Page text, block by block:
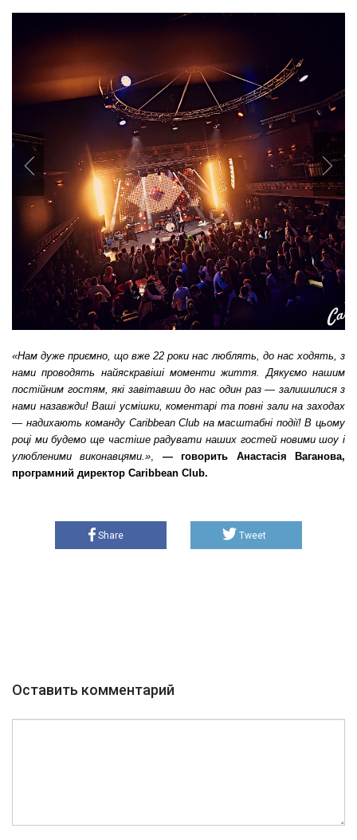
Previous
«Нам дуже приємно, що вже 22 роки нас люблять, до нас ходять, з
нами проводять найяскравіші моменти життя. Дякуємо нашим
постійним гостям, які завітавши до нас один раз — залишилися з
нами назавжди! Ваші усмішки, коментарі та повні зали на заходах
— надихають команду Caribbean Club на масштабні події! В цьому
році ми будемо ще частіше радувати наших гостей новими шоу і
улюбленими виконавцями.», — говорить Анастасія Ваганова,
програмний директор Caribbean Club.
Share Tweet
Оставить комментарий